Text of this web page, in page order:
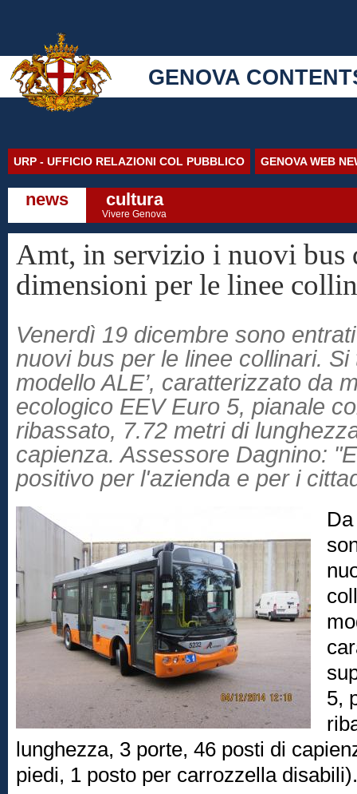
GENOVA
URP - UFFICIO RELAZIONI COL PUBBLICO GENOVA WEB
news cultura
Vivere Genova
Amt, in servizio i nuovi bus
dimensioni per le linee
Venerdì 19 dicembre sono
nuovi bus per le linee collinari.
modello ALE’, caratterizzato da
ecologico EEV Euro 5, pianale
ribassato, 7.72 metri di
capienza. Assessore Dagnino:
positivo per l'azienda e per i
5,
lunghezza, 3 porte, 46 posti di
piedi, 1 posto per carrozzella disabili).